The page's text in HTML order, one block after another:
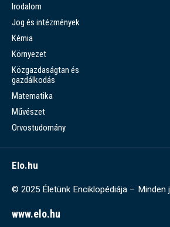
Irodalom
Jog és intézmények
Kémia
Környezet
Közgazdaságtan és
gazdálkodás
Matematika
Művészet
Orvostudomány
Elo.hu
© 2025 Életünk Enciklopédiája – Minden
www.elo.hu